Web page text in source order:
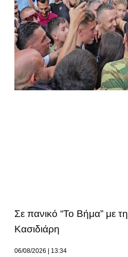
Σε πανικό “Το Βήμα” με
Κασιδιάρη
06/08/2026 13:34